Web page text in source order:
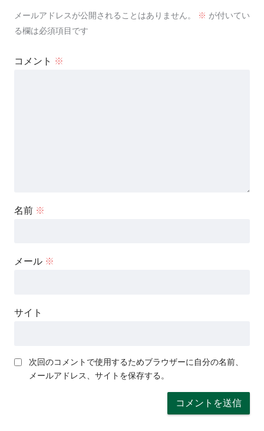
メールアドレスが公開されることはありません。 ※ が付いてい
る欄は必須項目です
コメント ※
名前 ※
メール ※
サイト
次回のコメントで使用するためブラウザーに自分の名前、
メールアドレス、サイトを保存する。